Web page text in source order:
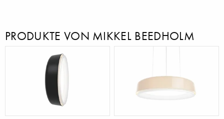
PRODUKTE VON MIKKEL BEEDHOLM